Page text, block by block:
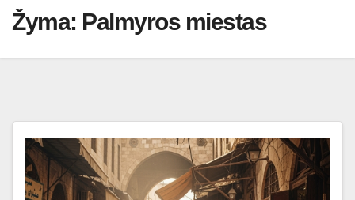
Žyma: Palmyros miestas